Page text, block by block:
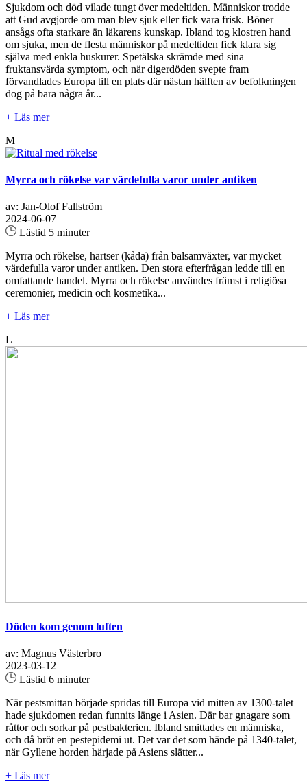
Sjukdom och död vilade tungt över medeltiden. Människor trodde
att Gud avgjorde om man blev sjuk eller fick vara frisk. Böner
ansågs ofta starkare än läkarens kunskap. Ibland tog klostren hand
om sjuka, men de flesta människor på medeltiden fick klara sig
själva med enkla huskurer. Spetälska skrämde med sina
fruktansvärda symptom, och när digerdöden svepte fram
förvandlades Europa till en plats där nästan hälften av befolkningen
dog på bara några år...
+ Läs mer
M
Myrra och rökelse var värdefulla varor under antiken
av: Jan-Olof Fallström
2024-06-07
Lästid 5 minuter
Myrra och rökelse, hartser (kåda) från balsamväxter, var mycket
värdefulla varor under antiken. Den stora efterfrågan ledde till en
omfattande handel. Myrra och rökelse användes främst i religiösa
ceremonier, medicin och kosmetika...
+ Läs mer
L
Döden kom genom luften
av: Magnus Västerbro
2023-03-12
Lästid 6 minuter
När pestsmittan började spridas till Europa vid mitten av 1300-­talet
hade sjukdomen redan funnits länge i Asien. Där bar gnagare som
råttor och sorkar på pestbakterien. Ibland smittades en män­niska,
och då bröt en pestepidemi ut. Det var det som hände på 1340­-talet,
när Gyllene horden härjade på Asiens slätter...
+ Läs mer